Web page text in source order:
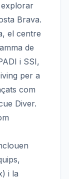
Brava.
el centre
de
i SSI,
per a
com
Diver.
i la